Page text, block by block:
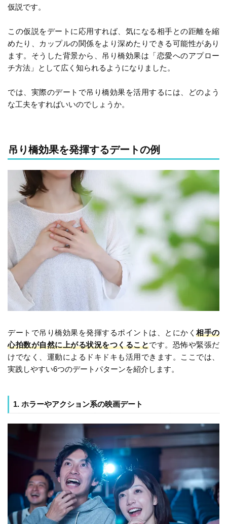
仮説です。
この仮説をデートに応用すれば、気になる相手との距離を縮
めたり、カップルの関係をより深めたりできる可能性があり
ます。そうした背景から、吊り橋効果は「恋愛へのアプロー
チ方法」として広く知られるようになりました。
では、実際のデートで吊り橋効果を活用するには、どのよう
な工夫をすればいいのでしょうか。
吊り橋効果を発揮するデートの例
デートで吊り橋効果を発揮するポイントは、とにかく 相手の
心拍数が自然に上がる状況をつくることです。恐怖や緊張だ
けでなく、運動によるドキドキも活用できます。ここでは、
実践しやすい6つのデートパターンを紹介します。
1. ホラーやアクション系の映画デート